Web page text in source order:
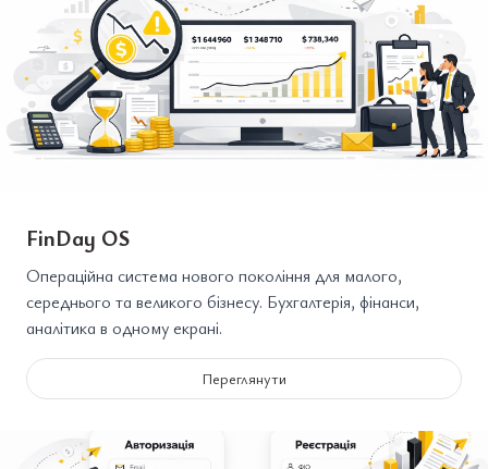
FinDay OS
Операційна система нового покоління для малого,
середнього та великого бізнесу. Бухгалтерія, фінанси,
аналітика в одному екрані.
Переглянути